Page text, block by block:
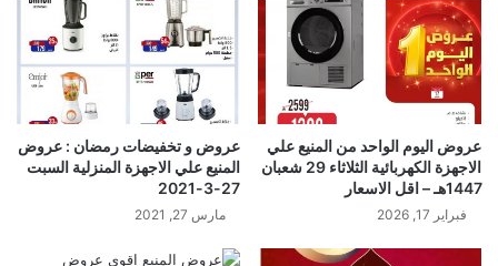
عروض اليوم الواحد من المنيع علي
الاجهزة الكهربائية الثلاثاء 29 شعبان
1447هـ – اقل الاسعار
فبراير 17, 2026
عروض و تخفيضات رمضان : عروض
المنيع علي الاجهزة المنزلية السبت
27-3-2021
مارس 27, 2021